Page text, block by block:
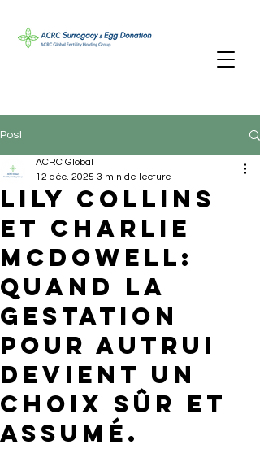
Post
Lily Collins
et Charlie
McDowell:
quand la
gestation
pour autrui
devient un
choix sûr et
assumé.
ACRC Global
12 déc. 2025 3 min de lecture